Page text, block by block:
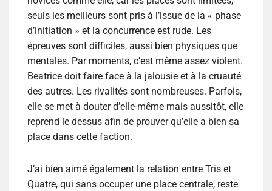
seuls les meilleurs sont pris à l’issue de la « phase
d’initiation » et la concurrence est rude. Les
épreuves sont difficiles, aussi bien physiques que
mentales. Par moments, c’est même assez violent.
Beatrice doit faire face à la jalousie et à la cruauté
des autres. Les rivalités sont nombreuses. Parfois,
elle se met à douter d’elle-même mais aussitôt, elle
reprend le dessus afin de prouver qu’elle a bien sa
place dans cette faction.
J’ai bien aimé également la relation entre Tris et
Quatre, qui sans occuper une place centrale, reste